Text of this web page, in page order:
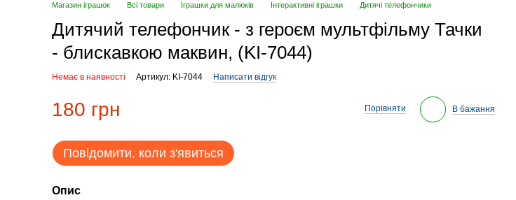
Магазин іграшок Всі товари Іграшки для малюків Інтерактивні іграшки Дитячі телефончики
Дитячий телефончик - з героєм мультфільму Тачки
- блискавкою маквин, (KI-7044)
Немає в наявності Артикул: KI-7044 Написати відгук
180 грн Порівняти В бажання
Повідомити, коли з'явиться
Опис